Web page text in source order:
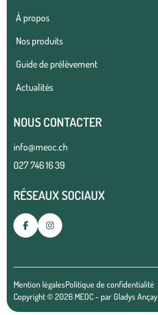
À propos
Nos produits
Guide de prélèvement
Actualités
NOUS CONTACTER
info@meoc.ch
027 746 16 39
RÉSEAUX SOCIAUX
Mention légalesPolitique de confidentialité
Copyright © 2026 MEOC - parGladys Ançay